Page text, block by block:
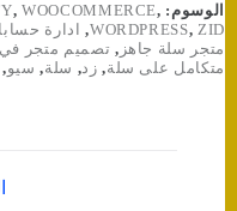
الوسوم:
, WOOCOMMERCE,
WORDPRESS,ZID
, ادارة
متجر سلة جاهز , تصميم متجر
متكامل على سلة, زد, سلة, سيو,